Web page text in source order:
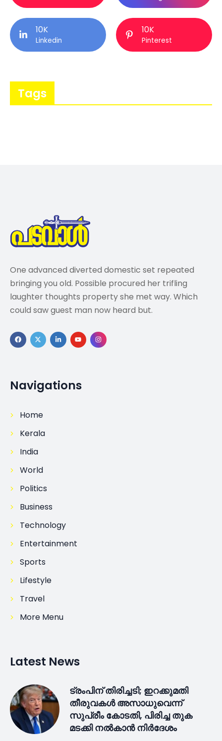
10K
Linkedin
10K
Pinterest
Tags
One advanced diverted domestic set repeated
bringing you old. Possible procured her trifling
laughter thoughts property she met way. Which
could saw guest man now heard but.
Navigations
Home
Kerala
India
World
Politics
Business
Technology
Entertainment
Sports
Lifestyle
Travel
More Menu
Latest News
ട്രംപിന് തിരിച്ചടി; ഇറക്കുമതി
തീരുവകൾ അസാധുവെന്ന്
സുപ്രീം കോടതി, പിരിച്ച തുക
മടക്കി നൽകാൻ നിർദേശം